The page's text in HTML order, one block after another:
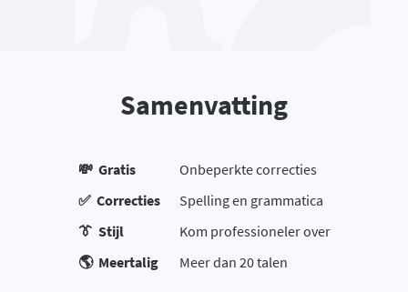
Samenvatting
💸 Gratis
Onbeperkte correcties
✅ Correcties
Spelling en grammatica
👔 Stijl
Kom professioneler over
🌎 Meertalig
Meer dan 20 talen